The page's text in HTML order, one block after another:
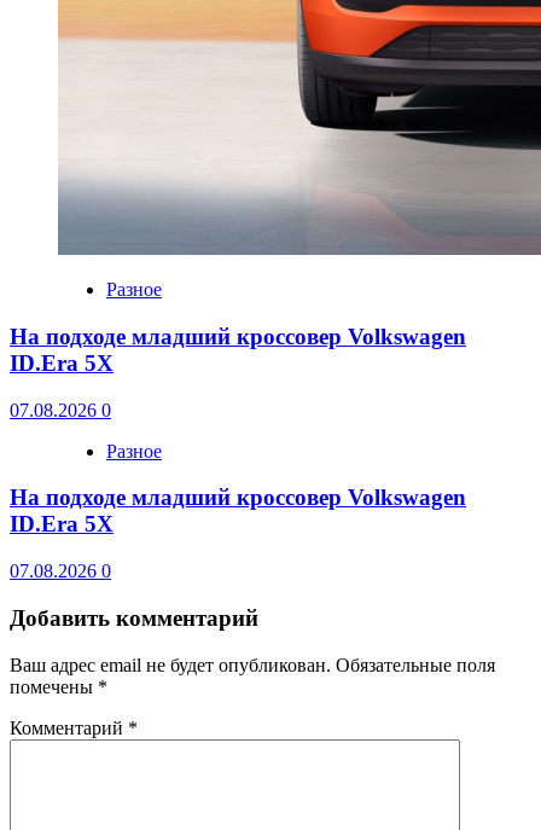
Разное
На подходе младший кроссовер Volkswagen
ID.Era 5X
07.08.2026 0
Разное
На подходе младший кроссовер Volkswagen
ID.Era 5X
07.08.2026 0
Добавить комментарий
Ваш адрес email не будет опубликован. Обязательные поля
помечены *
Комментарий *